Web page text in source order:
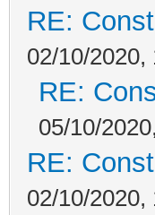
RE:
02/10/2020,
RE:
05/10/
RE:
02/10/2020,